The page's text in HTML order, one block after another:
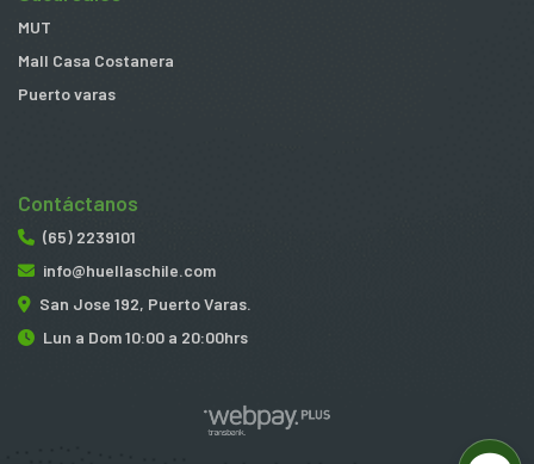
MUT
Mall Casa Costanera
Puerto varas
Contáctanos
(65) 2239101
info@huellaschile.com
San Jose 192, Puerto Varas.
Lun a Dom 10:00 a 20:00hrs